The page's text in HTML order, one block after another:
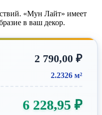
«Мун Лайт» имеет
в ваш декор.
2 790,00 ₽
2.2326 м²
6 228,95 ₽